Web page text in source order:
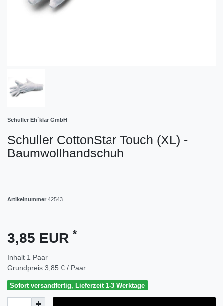
Schuller Eh´klar GmbH
Schuller CottonStar Touch (XL) -
Baumwollhandschuh
Artikelnummer 42543
3,85 EUR *
Inhalt 1 Paar
Grundpreis 3,85 € / Paar
Sofort versandfertig, Lieferzeit 1-3 Werktage